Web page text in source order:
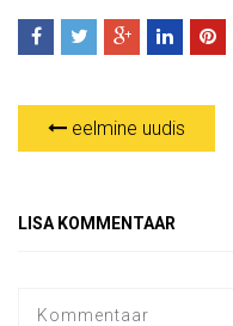
eelmine uudis
LISA KOMMENTAAR